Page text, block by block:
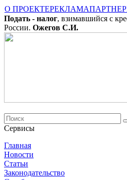
О ПРОЕКТЕРЕКЛАМА
Подать - налог, взимавшийся с
России. Ожегов С.И.
Сервисы
Главная
Новости
Cтатьи
Законодательство